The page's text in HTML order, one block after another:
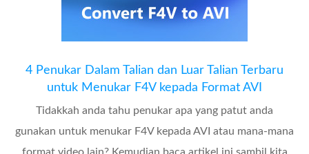
4 Penukar Dalam Talian dan Luar Talian Terbaru
untuk Menukar F4V kepada Format AVI
Tidakkah anda tahu penukar apa yang patut anda
gunakan untuk menukar F4V kepada AVI atau mana-mana